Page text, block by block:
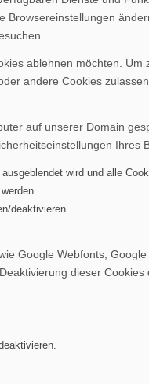
Browsereinstellungen
ablehnen möchten.
andere Cookies
auf unserer Domain
Ihres
wird und alle
deaktivieren.
Google Webfonts,
dieser